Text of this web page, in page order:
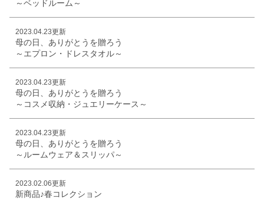
～ベッドルーム～
2023.04.23更新
母の日、ありがとうを贈ろう
～エプロン・ドレスタオル～
2023.04.23更新
母の日、ありがとうを贈ろう
～コスメ収納・ジュエリーケース～
2023.04.23更新
母の日、ありがとうを贈ろう
～ルームウェア＆スリッパ～
2023.02.06更新
新商品♪春コレクション